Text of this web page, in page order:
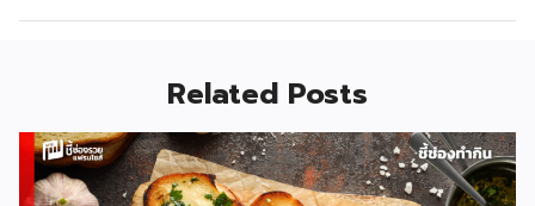
Related Posts